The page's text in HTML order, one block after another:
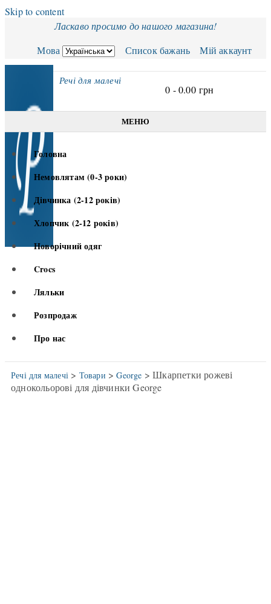
Skip to content
Ласкаво просимо до нашого магазина!
Мова
Список бажань Мій аккаунт
Речі для малечі
0 -0.00 грн
МЕНЮ
Головна
Немовлятам (0-3 роки)
Дівчинка (2-12 років)
Хлопчик (2-12 років)
Новорічний одяг
Crocs
Ляльки
Розпродаж
Про нас
Речі для малечі > Товари >George > Шкарпетки рожеві
однокольорові для дівчинки George